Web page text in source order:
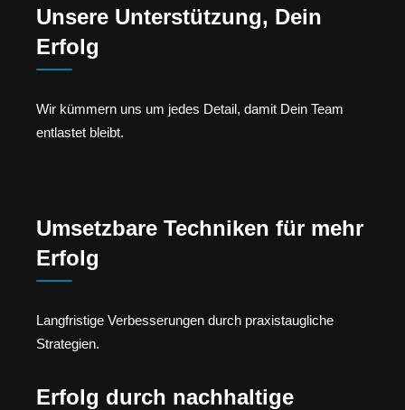
Unsere Unterstützung, Dein
Erfolg
Wir kümmern uns um jedes Detail, damit Dein Team
entlastet bleibt.
Umsetzbare Techniken für mehr
Erfolg
Langfristige Verbesserungen durch praxistaugliche
Strategien.
Erfolg durch nachhaltige